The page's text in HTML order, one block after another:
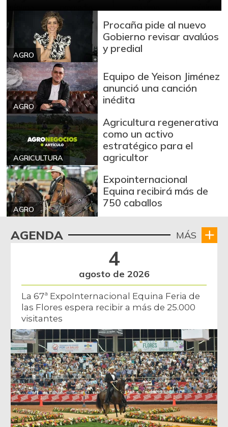
AGRO
Procaña pide al nuevo
Gobierno revisar avalúos
y predial
AGRO
Equipo de Yeison Jiménez
anunció una canción
inédita
AGRICULTURA
Agricultura regenerativa
como un activo
estratégico para el
agricultor
AGRO
Expointernacional
Equina recibirá más de
750 caballos
AGENDA MÁS
4
agosto de 2026
La 67ª ExpoInternacional Equina Feria de
las Flores espera recibir a más de 25.000
visitantes